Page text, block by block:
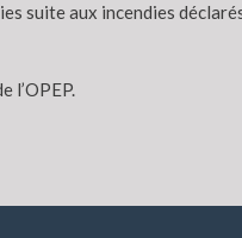
suite aux incendies
l’OPEP.